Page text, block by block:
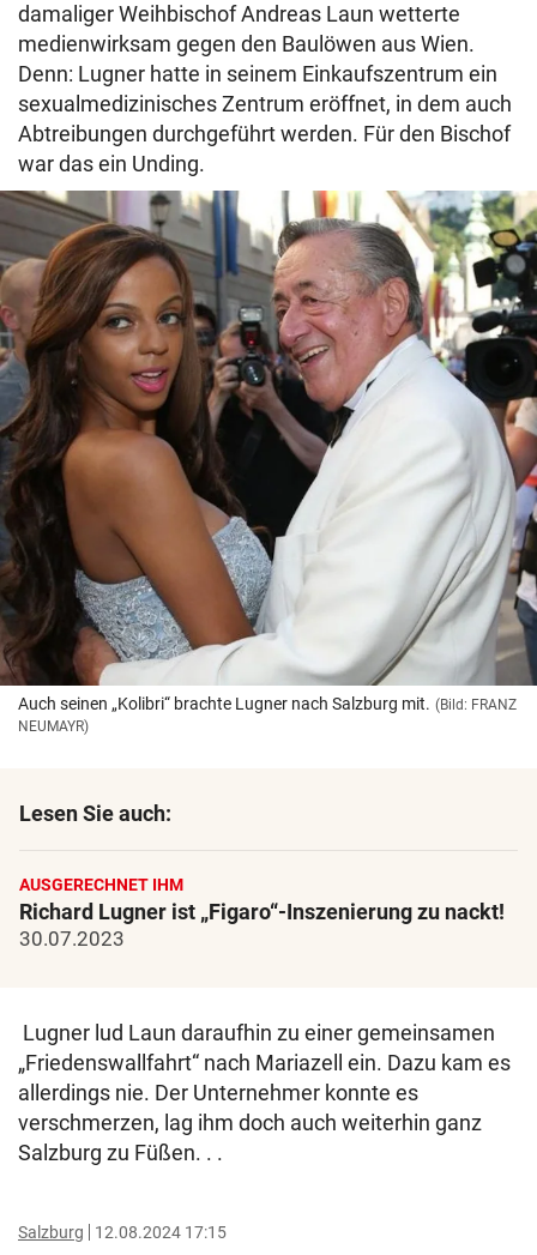
damaliger Weihbischof Andreas Laun wetterte
medienwirksam gegen den Baulöwen aus Wien.
Denn: Lugner hatte in seinem Einkaufszentrum ein
sexualmedizinisches Zentrum eröffnet, in dem auch
Abtreibungen durchgeführt werden. Für den Bischof
war das ein Unding.
Auch seinen „Kolibri“ brachte Lugner nach Salzburg mit. (Bild: FRANZ
NEUMAYR)
Lesen Sie auch:
AUSGERECHNET IHM
Richard Lugner ist „Figaro“-Inszenierung zu nackt!
30.07.2023
Lugner lud Laun daraufhin zu einer gemeinsamen
„Friedenswallfahrt“ nach Mariazell ein. Dazu kam es
allerdings nie. Der Unternehmer konnte es
verschmerzen, lag ihm doch auch weiterhin ganz
Salzburg zu Füßen. . .
Salzburg 12.08.2024 17:15